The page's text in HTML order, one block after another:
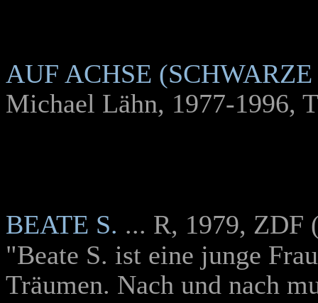
AUF ACHSE
Michael Lähn, 1977-1996,
BEATE S. ... R, 1979, ZDF
"Beate S. ist eine junge
Träumen. Nach und nach